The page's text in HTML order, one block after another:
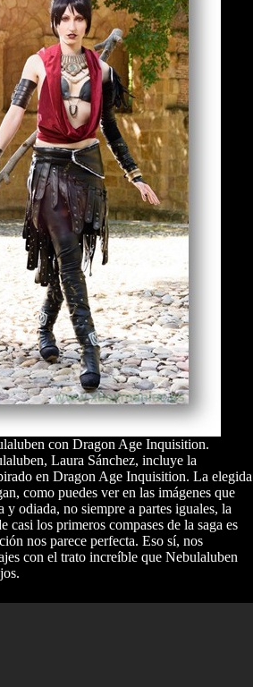
con Dragon Age Inquisition.
Laura Sánchez, incluye la
en Dragon Age Inquisition. La elegida
como puedes ver en las imágenes que
odiada, no siempre a partes iguales, la
casi los primeros compases de la saga es
nos parece perfecta. Eso sí, nos
con el trato increíble que Nebulaluben